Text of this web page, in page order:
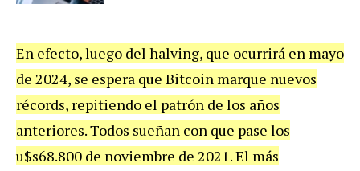
En efecto, luego del halving, que ocurrirá en mayo
de 2024, se espera que Bitcoin marque nuevos
récords, repitiendo el patrón de los años
anteriores. Todos sueñan con que pase los
u$s68.800 de noviembre de 2021. El más